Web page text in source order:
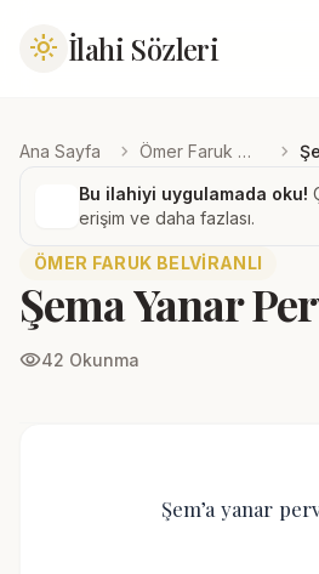
light_mode İlahi Sözleri
Ana Sayfa chevron_right Ömer Faruk Belviranlı chevron_right
Bu ilahiyi uygulamada oku!
erişim ve daha fazlası.
ÖMER FARUK BELVIRANLI
Şema Yanar
visibility42 Okunma
Şem’a yanar